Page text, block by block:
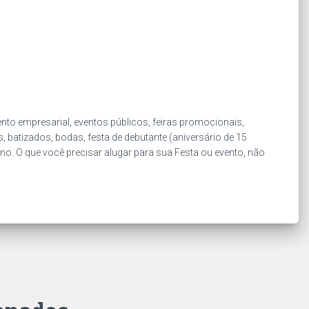
empresarial, eventos públicos, feiras promocionais,
bodas, festa de debutante (aniversário de 15
O que você precisar alugar para sua Festa ou evento, não